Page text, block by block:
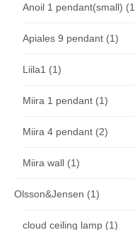
Anoil 1 pendant(small)
Apiales 9 pendant (1)
Liila1 (1)
Miira 1 pendant (1)
Miira 4 pendant (2)
Miira wall (1)
Olsson&Jensen (1)
cloud ceiling lamp (1)